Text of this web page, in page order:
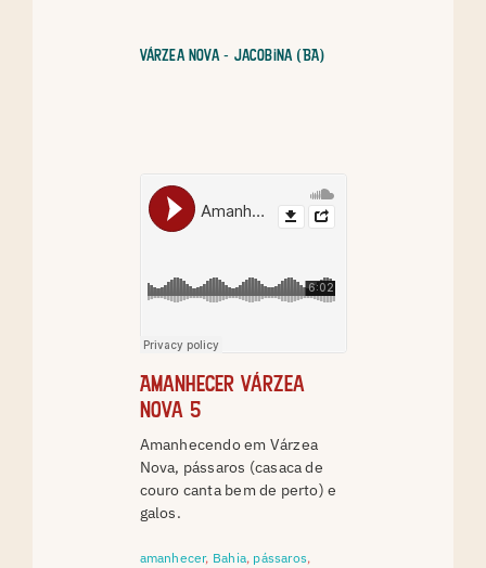
Várzea Nova - Jacobina (BA)
Amanhecer Várzea
Nova 5
Amanhecendo em Várzea
Nova, pássaros (casaca de
couro canta bem de perto) e
galos.
amanhecer, Bahia, pássaros,